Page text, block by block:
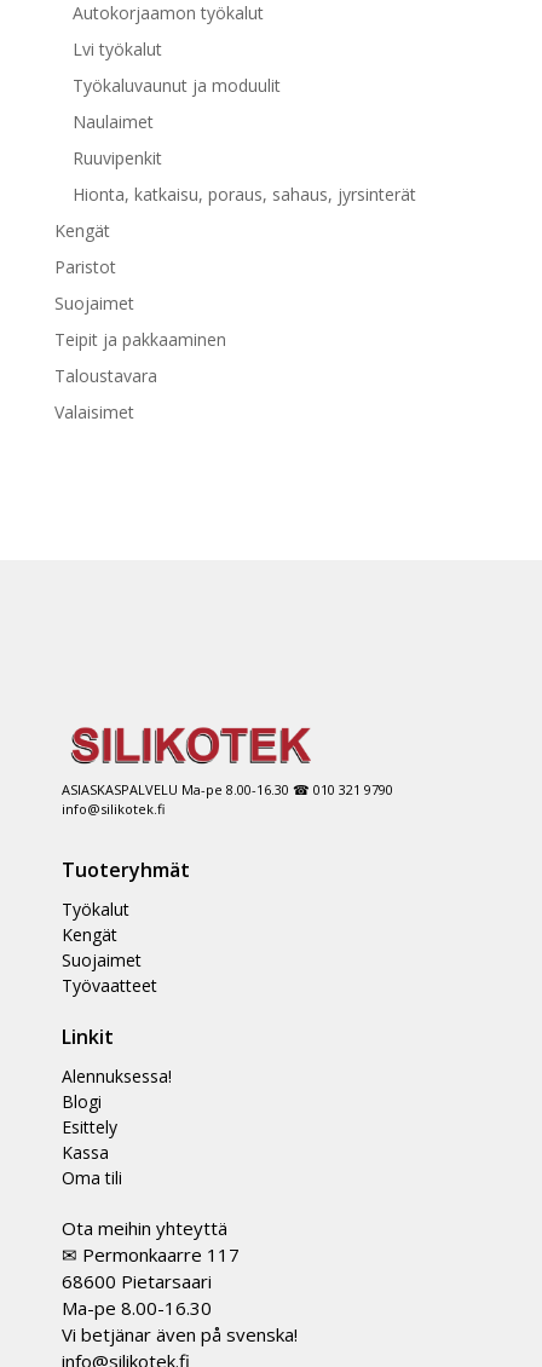
Autokorjaamon työkalut
Lvi työkalut
Työkaluvaunut ja moduulit
Naulaimet
Ruuvipenkit
Hionta, katkaisu, poraus, sahaus, jyrsinterät
Kengät
Paristot
Suojaimet
Teipit ja pakkaaminen
Taloustavara
Valaisimet
ASIASKASPALVELU Ma-pe 8.00-16.30 ☎ 010 321 9790
info@silikotek.fi
Tuoteryhmät
Työkalut
Kengät
Suojaimet
Työvaatteet
Linkit
Alennuksessa!
Blogi
Esittely
Kassa
Oma tili
Ota meihin yhteyttä
✉ Permonkaarre 117
68600 Pietarsaari
Ma-pe 8.00-16.30
Vi betjänar även på svenska!
info@silikotek.fi